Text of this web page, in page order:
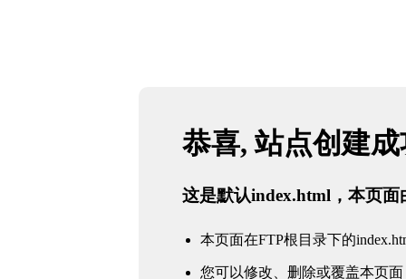
恭喜, 站点创建
这是默认index.html，本页面
本页面在FTP根目录下的
您可以修改、删除或覆盖本页面